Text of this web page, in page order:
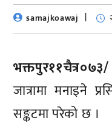
samajkoawaj
भक्तपुर११चैत्र०७३/
जात्रामा मनाइने
सङ्कटमा परेको छ ।